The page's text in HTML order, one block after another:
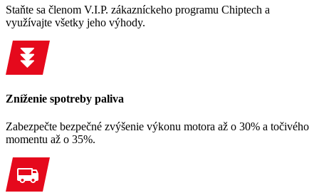
Staňte sa členom V.I.P. zákazníckeho programu Chiptech a
využívajte všetky jeho výhody.
Zníženie spotreby paliva
Zabezpečte bezpečné zvýšenie výkonu motora až o 30% a točivého
momentu až o 35%.